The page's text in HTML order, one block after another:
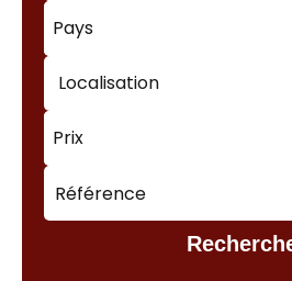
Pays
Localisation
Prix